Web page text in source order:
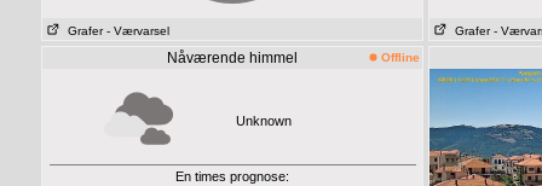
Grafer - Værvarsel Grafer -
Nåværende himmel Offline
Unknown
En times prognose: